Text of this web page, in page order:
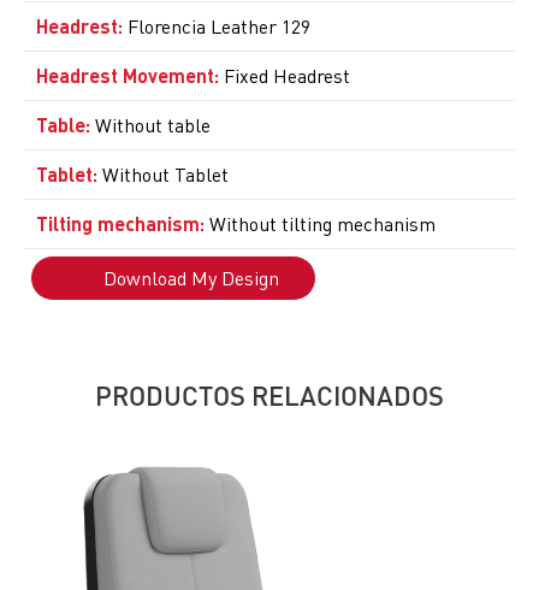
Headrest: Florencia Leather 129
Headrest Movement: Fixed Headrest
Table: Without table
Tablet: Without Tablet
Tilting mechanism: Without tilting mechanism
Download My Design
PRODUCTOS RELACIONADOS